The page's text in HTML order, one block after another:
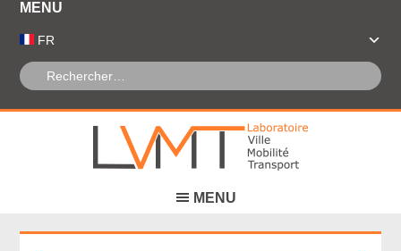
FR
Panneau de gestion des cookies